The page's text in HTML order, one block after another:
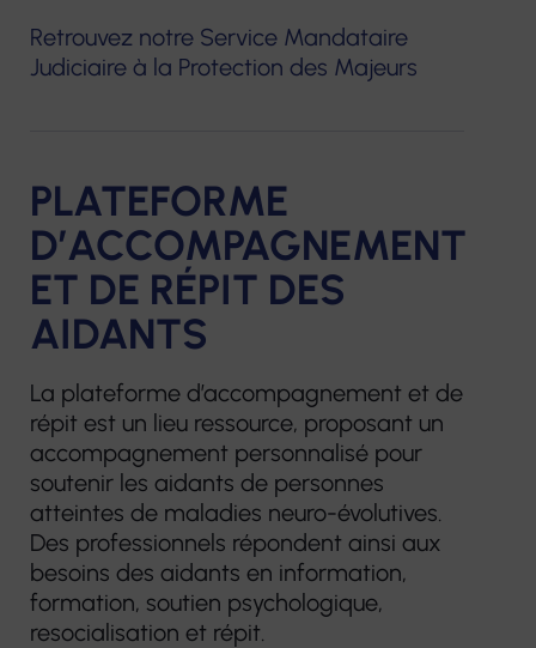
Retrouvez notre Service Mandataire
Judiciaire à la Protection des Majeurs
PLATEFORME
D’ACCOMPAGNEMENT
ET DE RÉPIT DES
AIDANTS
La plateforme d’accompagnement et de
répit est un lieu ressource, proposant un
accompagnement personnalisé pour
soutenir les aidants de personnes
atteintes de maladies neuro-évolutives.
Des professionnels répondent ainsi aux
besoins des aidants en information,
formation, soutien psychologique,
resocialisation et répit.